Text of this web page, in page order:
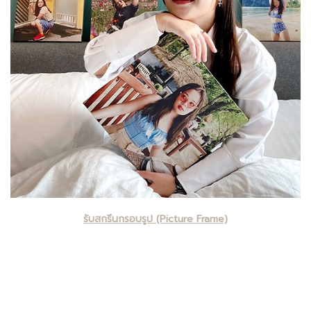
รับสกรีนกรอบรูป (Picture Frame)